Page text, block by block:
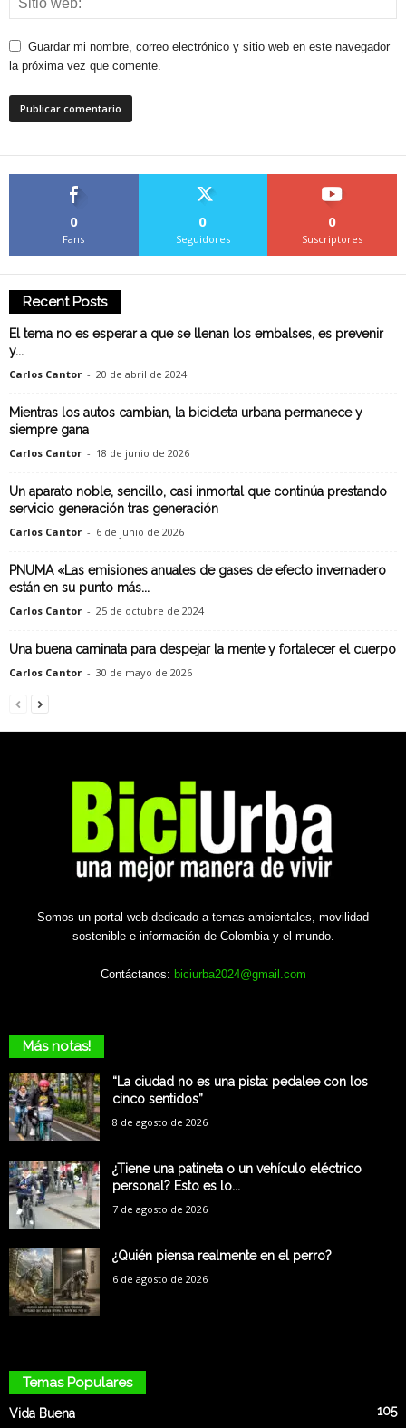
Guardar mi nombre, correo electrónico y sitio web en este navegador
la próxima vez que comente.
0
Fans
0
Seguidores
0
Suscriptores
Recent Posts
El tema no es esperar a que se llenan los embalses, es prevenir
y...
Carlos Cantor - 20 de abril de 2024
Mientras los autos cambian, la bicicleta urbana permanece y
siempre gana
Carlos Cantor - 18 de junio de 2026
Un aparato noble, sencillo, casi inmortal que continúa prestando
servicio generación tras generación
Carlos Cantor - 6 de junio de 2026
PNUMA «Las emisiones anuales de gases de efecto invernadero
están en su punto más...
Carlos Cantor - 25 de octubre de 2024
Una buena caminata para despejar la mente y fortalecer el cuerpo
Carlos Cantor - 30 de mayo de 2026
Somos un portal web dedicado a temas ambientales, movilidad
sostenible e información de Colombia y el mundo.
Contáctanos: biciurba2024@gmail.com
Más notas!
“La ciudad no es una pista: pedalee con los
cinco sentidos”
8 de agosto de 2026
¿Tiene una patineta o un vehículo eléctrico
personal? Esto es lo...
7 de agosto de 2026
¿Quién piensa realmente en el perro?
6 de agosto de 2026
Temas Populares
Vida Buena 105